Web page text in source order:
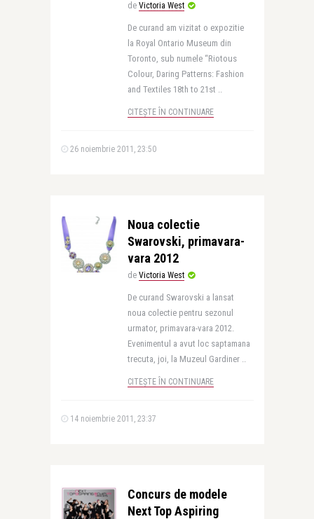
de Victoria West
De curand am vizitat o expozitie
la Royal Ontario Museum din
Toronto, sub numele “Riotous
Colour, Daring Patterns: Fashion
and Textiles 18th to 21st ..
CITEȘTE ÎN CONTINUARE
26 noiembrie 2011, 23:50
Noua colectie
Swarovski, primavara-
vara 2012
de Victoria West
De curand Swarovski a lansat
noua colectie pentru sezonul
urmator, primavara-vara 2012.
Evenimentul a avut loc saptamana
trecuta, joi, la Muzeul Gardiner ..
CITEȘTE ÎN CONTINUARE
14 noiembrie 2011, 23:37
Concurs de modele
Next Top Aspiring